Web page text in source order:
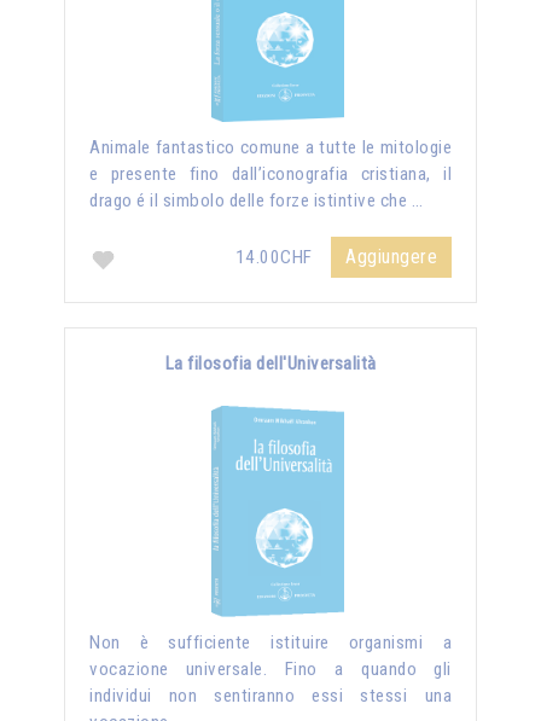
Animale fantastico comune a tutte le mitologie
e presente fino dall’iconografia cristiana, il
drago é il simbolo delle forze istintive che …
14.00CHF Aggiungere
La filosofia dell'Universalità
Non è sufficiente istituire organismi a
vocazione universale. Fino a quando gli
individui non sentiranno essi stessi una